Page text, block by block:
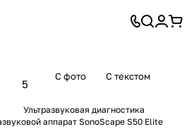
5
С фото С текстом
Ультразвуковая диагностика
аппарат SonoScape S50 Elite